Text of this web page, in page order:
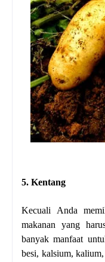
5. Kentang
Kecuali Anda
makanan yang
banyak manfaat
besi, kalsium,